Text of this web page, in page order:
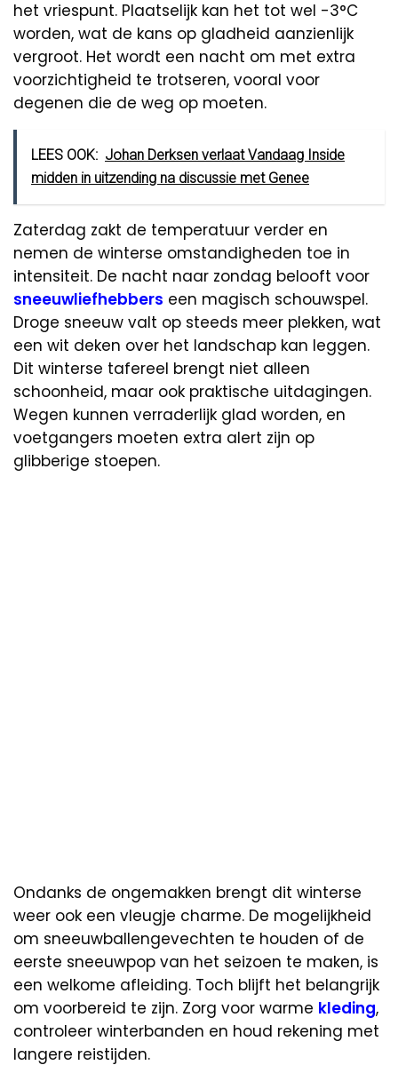
het vriespunt. Plaatselijk kan het tot wel -3°C
worden, wat de kans op gladheid aanzienlijk
vergroot. Het wordt een nacht om met extra
voorzichtigheid te trotseren, vooral voor
degenen die de weg op moeten.
LEES OOK: Johan Derksen verlaat Vandaag Inside
midden in uitzending na discussie met Genee
Zaterdag zakt de temperatuur verder en
nemen de winterse omstandigheden toe in
intensiteit. De nacht naar zondag belooft voor
sneeuwliefhebbers een magisch schouwspel.
Droge sneeuw valt op steeds meer plekken, wat
een wit deken over het landschap kan leggen.
Dit winterse tafereel brengt niet alleen
schoonheid, maar ook praktische uitdagingen.
Wegen kunnen verraderlijk glad worden, en
voetgangers moeten extra alert zijn op
glibberige stoepen.
Ondanks de ongemakken brengt dit winterse
weer ook een vleugje charme. De mogelijkheid
om sneeuwballengevechten te houden of de
eerste sneeuwpop van het seizoen te maken, is
een welkome afleiding. Toch blijft het belangrijk
om voorbereid te zijn. Zorg voor warme kleding,
controleer winterbanden en houd rekening met
langere reistijden.